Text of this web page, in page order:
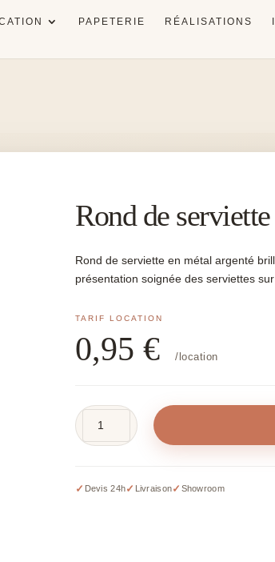
PAPETERIE RÉALISATIONS
Rond de
Rond de serviette en métal argenté
présentation soignée des serviettes
0,95€ /location
serviette
✓ Devis 24h✓ Livraison✓ Showroom